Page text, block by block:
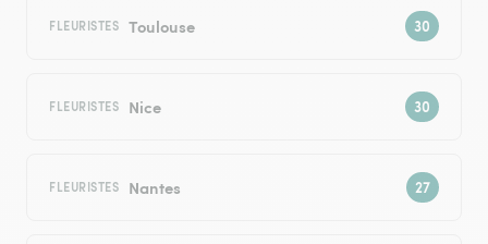
FLEURISTES Toulouse
FLEURISTES Nice
FLEURISTES Nantes